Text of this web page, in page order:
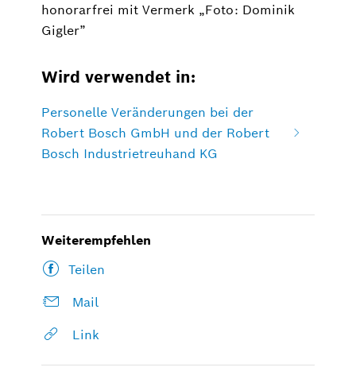
honorarfrei mit Vermerk „Foto: Dominik
Gigler”
Wird verwendet in:
Personelle Veränderungen bei der
Robert Bosch GmbH und der Robert
Bosch Industrietreuhand KG
Weiterempfehlen
Teilen
Mail
Link